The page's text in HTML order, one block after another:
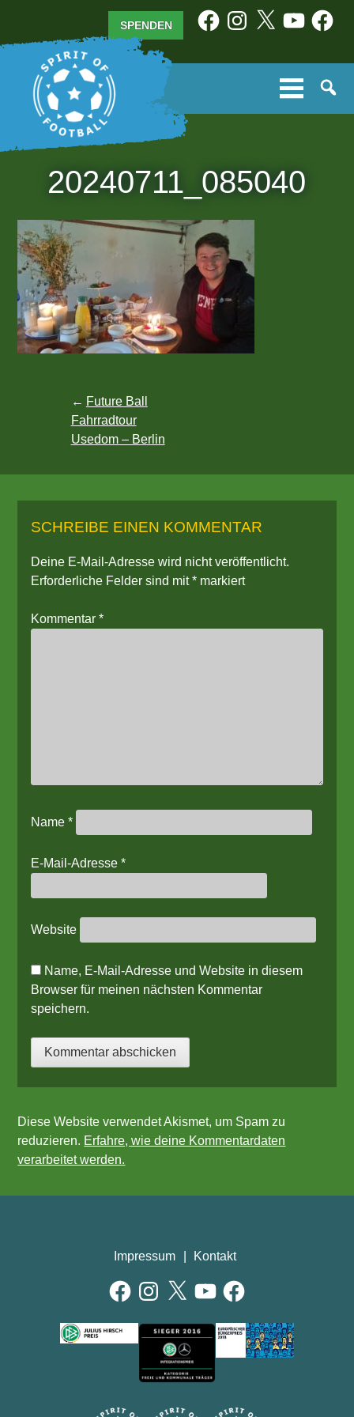
springen
FacebookInstagram
X YouTube
SPENDEN
20240711_085040
Beitragsnavigation
Future Ball
Fahrradtour
Usedom – Berlin
SCHREIBE EINEN KOMMENTAR
Deine E-Mail-Adresse wird nicht veröffentlicht.
Erforderliche Felder sind mit* markiert
Kommentar*
Name*
E-Mail-Adresse*
Website
Name, E-Mail-Adresse und Website in diesem
Browser für meinen nächsten Kommentar
speichern.
Diese Website verwendet Akismet, um Spam zu
reduzieren. Erfahre, wie deine Kommentardaten
verarbeitet werden.
Impressum Kontakt
FacebookInstagram
X YouTubeFacebook
AUSZEICHNUNGEN